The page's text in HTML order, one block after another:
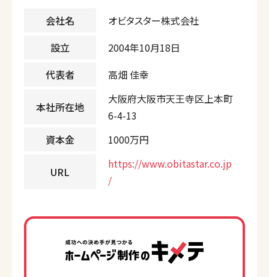
会社名
オビタスター株式会社
設立
2004年10月18日
代表者
高畑 佳幸
本社所在地
大阪府大阪市天王寺区上本町
6-4-13
資本金
1000万円
URL
https://www.obitastar.co.jp
/